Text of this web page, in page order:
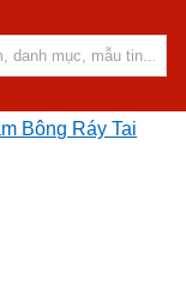
Bông Ráy Tai